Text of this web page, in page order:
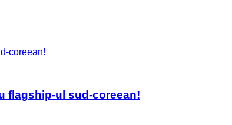
flagship-ul sud-coreean!